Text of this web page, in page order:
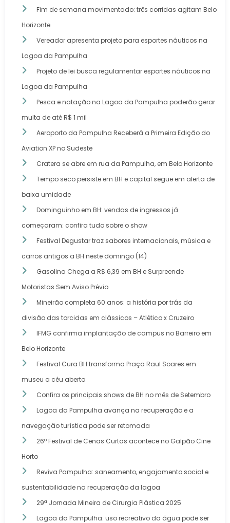
Fim de semana movimentado: três corridas agitam Belo
Horizonte
Vereador apresenta projeto para esportes náuticos na
Lagoa da Pampulha
Projeto de lei busca regulamentar esportes náuticos na
Lagoa da Pampulha
Pesca e natação na Lagoa da Pampulha poderão gerar
multa de até R$ 1 mil
Aeroporto da Pampulha Receberá a Primeira Edição do
Aviation XP no Sudeste
Cratera se abre em rua da Pampulha, em Belo Horizonte
Tempo seco persiste em BH e capital segue em alerta de
baixa umidade
Dominguinho em BH: vendas de ingressos já
começaram: confira tudo sobre o show
Festival Degustar traz sabores internacionais, música e
carros antigos a BH neste domingo (14)
Gasolina Chega a R$ 6,39 em BH e Surpreende
Motoristas Sem Aviso Prévio
Mineirão completa 60 anos: a história por trás da
divisão das torcidas em clássicos – Atlético x Cruzeiro
IFMG confirma implantação de campus no Barreiro em
Belo Horizonte
Festival Cura BH transforma Praça Raul Soares em
museu a céu aberto
Confira os principais shows de BH no mês de Setembro
Lagoa da Pampulha avança na recuperação e a
navegação turística pode ser retomada
26º Festival de Cenas Curtas acontece no Galpão Cine
Horto
Reviva Pampulha: saneamento, engajamento social e
sustentabilidade na recuperação da lagoa
29ª Jornada Mineira de Cirurgia Plástica 2025
Lagoa da Pampulha: uso recreativo da água pode ser